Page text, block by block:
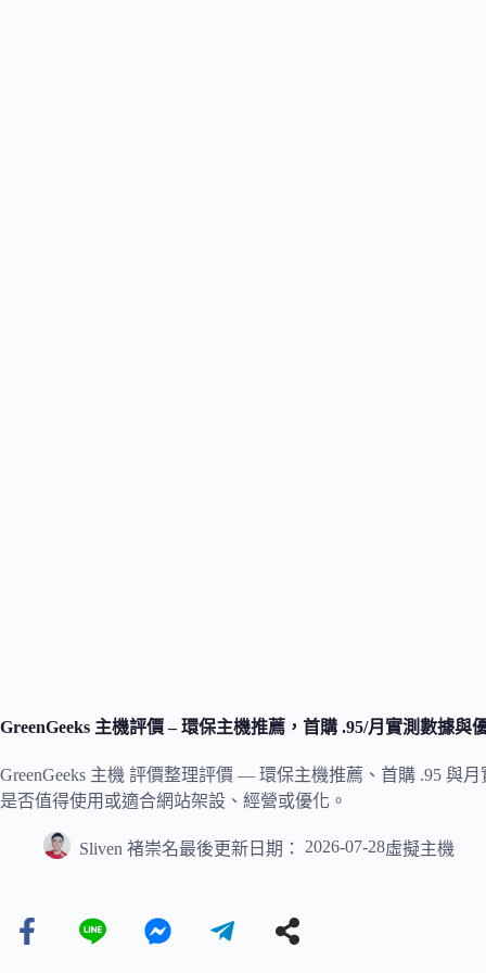
GreenGeeks 主機評價 – 環保主機推薦，首購 .95/月實測數據與
GreenGeeks 主機 評價整理評價 — 環保主機推薦、首購 .95 與
是否值得使用或適合網站架設、經營或優化。
Sliven 褚崇名最後更新日期： 2026-07-28虛擬主機